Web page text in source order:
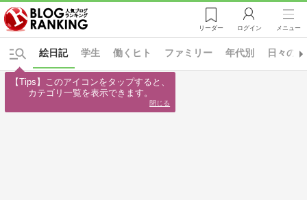
リーダー ログイン メニュー
学生 働くヒト ファミリー 年代別 日々の
絵日記
【Tips】このアイコンをタップすると、
カテゴリ一覧を表示できます。
閉じる